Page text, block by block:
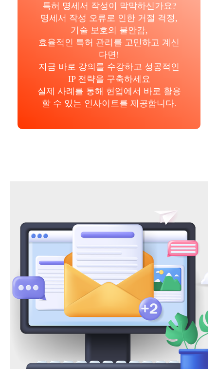
특허 명세서 작성이 막막하신가요?
명세서 작성 오류로 인한 거절 걱정,
기술 보호의 불안감,
효율적인 특허 관리를 고민하고 계신
다면!
지금 바로 강의를 수강하고 성공적인
IP 전략을 구축하세요
실제 사례를 통해 현업에서 바로 활용
할 수 있는 인사이트를 제공합니다.